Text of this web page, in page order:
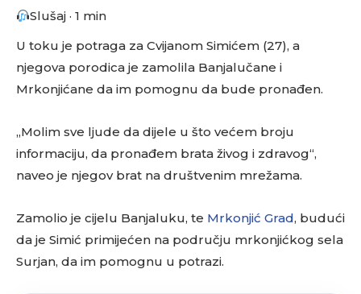
Slušaj · 1 min
U toku je potraga za Cvijanom Simićem (27), a
njegova porodica je zamolila Banjalučane i
Mrkonjićane da im pomognu da bude pronađen.
„Molim sve ljude da dijele u što većem broju
informaciju, da pronađem brata živog i zdravog“,
naveo je njegov brat na društvenim mrežama.
Zamolio je cijelu Banjaluku, te Mrkonjić Grad, budući
da je Simić primijećen na području mrkonjićkog sela
Surjan, da im pomognu u potrazi.